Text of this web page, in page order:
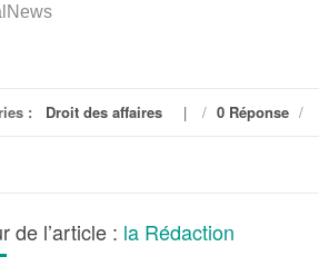
: Droit des affaires / 0 Réponse /
de l’article : la Rédaction